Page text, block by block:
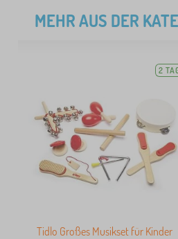
MEHR AUS DER
2
Tidlo Großes Musikset für Kinder